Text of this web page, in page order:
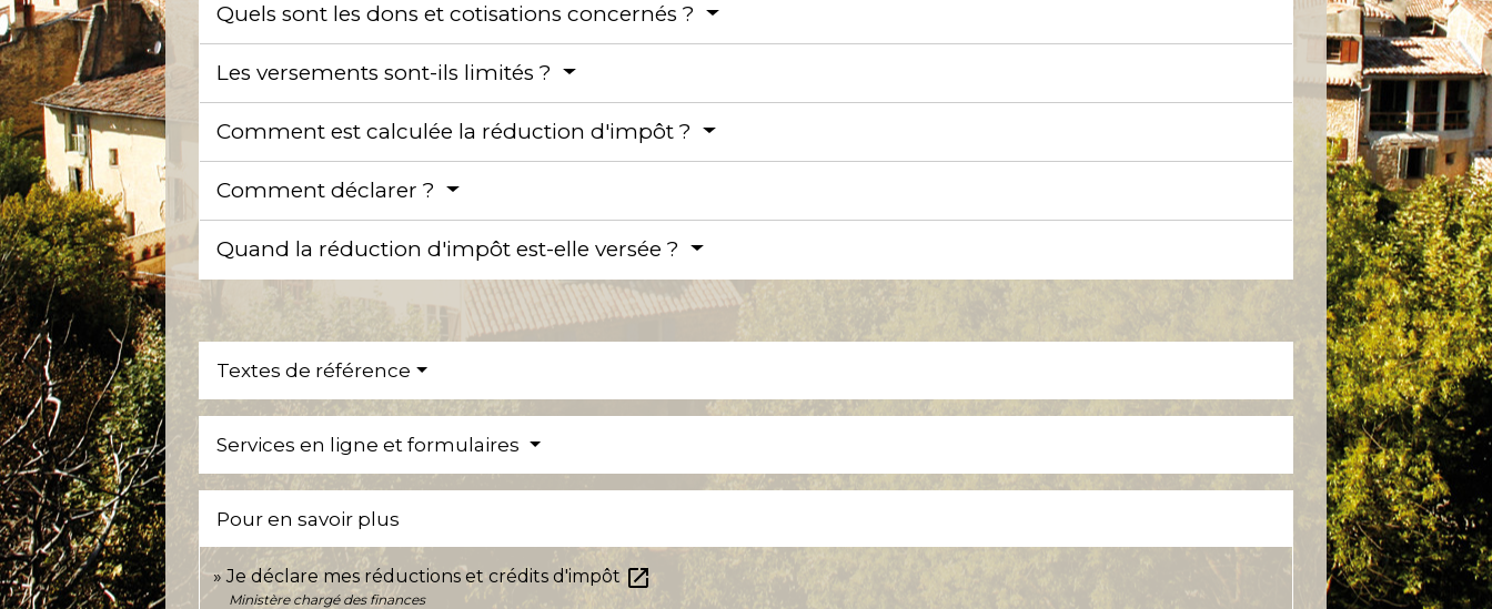
Quels sont les dons et cotisations concernés ?
Les versements sont-ils limités ?
Comment est calculée la réduction d'impôt ?
Comment déclarer ?
Quand la réduction d'impôt est-elle versée ?
Textes de référence
Services en ligne et formulaires
Pour en savoir plus
Je déclare mes réductions et crédits d'impôt open_in_new
Ministère chargé des finances